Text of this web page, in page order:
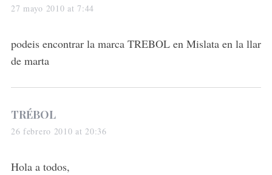
a
s
:
27 mayo 2010 at 7:44
podeis encontrar la marca TREBOL en Mislata en la llar
de marta
s
a
s
TRÉBOL
26 febrero 2010 at 20:36
Hola a todos,